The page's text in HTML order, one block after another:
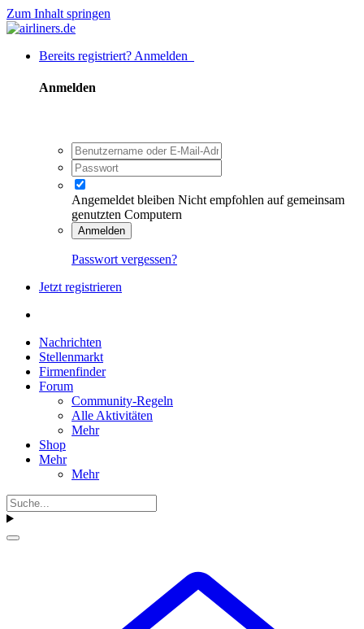
Zum Inhalt springen
Bereits registriert? Anmelden
Anmelden
Angemeldet bleiben Nicht empfohlen auf gemeinsam
genutzten Computern
Anmelden
Passwort vergessen?
Jetzt registrieren
Nachrichten
Stellenmarkt
Firmenfinder
Forum
Community-Regeln
Alle Aktivitäten
Mehr
Shop
Mehr
Mehr